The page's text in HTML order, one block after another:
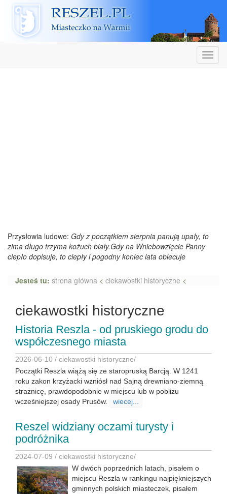
Reszel
Przysłowia ludowe: Gdy z początkiem sierpnia panują upały, to
zima długo trzyma kożuch biały.Gdy na Wniebowzięcie Panny
ciepło dopisuje, to ciepły i pogodny koniec lata obiecuje
Jesteś tu: strona główna < ciekawostki historyczne <
ciekawostki historyczne
Historia Reszla - od pruskiego grodu do
współczesnego miasta
2026-06-10 / ciekawostki historyczne/
Początki Reszla wiążą się ze staropruską Barcją. W 1241
roku zakon krzyżacki wzniósł nad Sajną drewniano-ziemną
strażnicę, prawdopodobnie w miejscu lub w pobliżu
wcześniejszej osady Prusów.
wiecej...
Reszel widziany oczami turysty i
podróżnika
2024-07-09 / ciekawostki historyczne/
W dwóch poprzednich latach, pisałem o
miejscu Reszla w rankingu najpiękniejszych
gminnych polskich miasteczek, pisałem